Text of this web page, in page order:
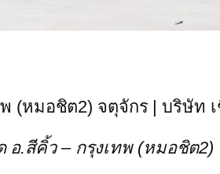
(หมอชิต2) จตุจักร | บริษัท
สีคิ้ว – กรุงเทพ (หมอชิต2)